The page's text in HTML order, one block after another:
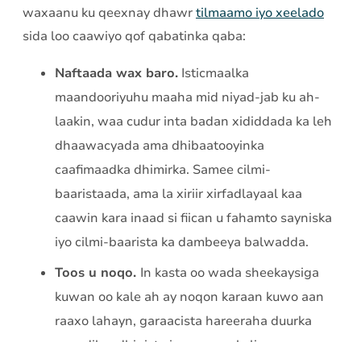
waxaanu ku qeexnay dhawrtilmaamo iyo xeelado
sida loo caawiyo qof qabatinka qaba:
Naftaada wax baro. Isticmaalka
maandooriyuhu maaha mid niyad-jab ku ah-
laakin, waa cudur inta badan xididdada ka leh
dhaawacyada ama dhibaatooyinka
caafimaadka dhimirka. Samee cilmi-
baaristaada, ama la xiriir xirfadlayaal kaa
caawin kara inaad si fiican u fahamto sayniska
iyo cilmi-baarista ka dambeeya balwadda.
Toos u noqo. In kasta oo wada sheekaysiga
kuwan oo kale ah ay noqon karaan kuwo aan
raaxo lahayn, garaacista hareeraha duurka